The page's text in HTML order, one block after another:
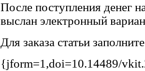
После поступления денег
выслан электронный
Для заказа статьи
{jform=1,doi=10.14489/